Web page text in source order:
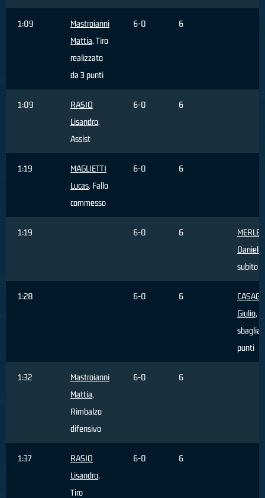
1:09
Mastroianni
Mattia, Tiro
realizzato
da 3 punti
6-0 6
1:09
RASIO
Lisandro,
Assist
6-0 6
1:19
MAGLIETTI
Lucas, Fallo
commesso
6-0 6
1:19 6-0 6
Daniele
subito
1:28 6-0 6
Giulio,
punti
1:32
Mastroianni
Mattia,
Rimbalzo
difensivo
6-0 6
1:37
RASIO
Lisandro,
Tiro
6-0 6